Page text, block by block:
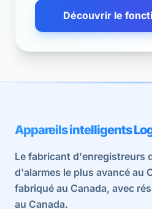
Découvrir le
Appareils intelligents
Le fabricant d'enregistreurs
d'alarmes le plus avancé au
fabriqué au Canada, avec
au Canada.